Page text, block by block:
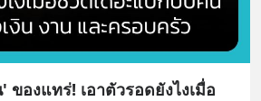
องแทร่! เอาตัวรอดยังไงเมื่อ